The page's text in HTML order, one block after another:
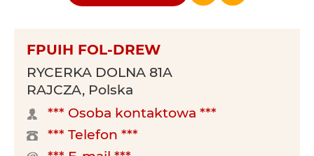
FPUIH FOL-DREW
RYCERKA DOLNA 81A
RAJCZA, Polska
*** Osoba kontaktowa ***
*** Telefon ***